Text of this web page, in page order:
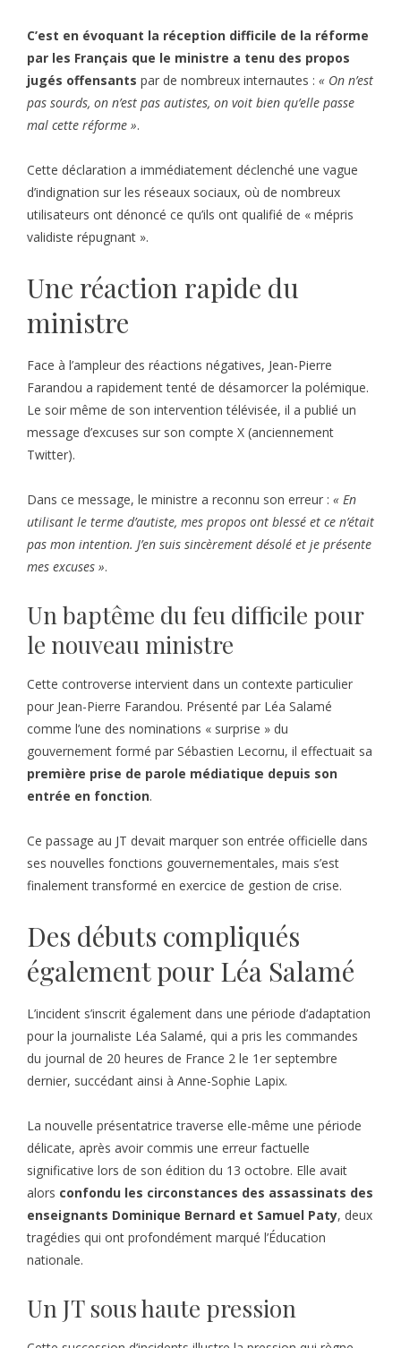
C’est en évoquant la réception difficile de la réforme
par les Français que le ministre a tenu des propos
jugés offensants par de nombreux internautes : « On n’est
pas sourds, on n’est pas autistes, on voit bien qu’elle passe
mal cette réforme ».
Cette déclaration a immédiatement déclenché une vague
d’indignation sur les réseaux sociaux, où de nombreux
utilisateurs ont dénoncé ce qu’ils ont qualifié de « mépris
validiste répugnant ».
Une réaction rapide du
ministre
Face à l’ampleur des réactions négatives, Jean-Pierre
Farandou a rapidement tenté de désamorcer la polémique.
Le soir même de son intervention télévisée, il a publié un
message d’excuses sur son compte X (anciennement
Twitter).
Dans ce message, le ministre a reconnu son erreur : « En
utilisant le terme d’autiste, mes propos ont blessé et ce n’était
pas mon intention. J’en suis sincèrement désolé et je présente
mes excuses ».
Un baptême du feu difficile pour
le nouveau ministre
Cette controverse intervient dans un contexte particulier
pour Jean-Pierre Farandou. Présenté par Léa Salamé
comme l’une des nominations « surprise » du
gouvernement formé par Sébastien Lecornu, il effectuait sa
première prise de parole médiatique depuis son
entrée en fonction.
Ce passage au JT devait marquer son entrée officielle dans
ses nouvelles fonctions gouvernementales, mais s’est
finalement transformé en exercice de gestion de crise.
Des débuts compliqués
également pour Léa Salamé
L’incident s’inscrit également dans une période d’adaptation
pour la journaliste Léa Salamé, qui a pris les commandes
du journal de 20 heures de France 2 le 1er septembre
dernier, succédant ainsi à Anne-Sophie Lapix.
La nouvelle présentatrice traverse elle-même une période
délicate, après avoir commis une erreur factuelle
significative lors de son édition du 13 octobre. Elle avait
alors confondu les circonstances des assassinats des
enseignants Dominique Bernard et Samuel Paty, deux
tragédies qui ont profondément marqué l’Éducation
nationale.
Un JT sous haute pression